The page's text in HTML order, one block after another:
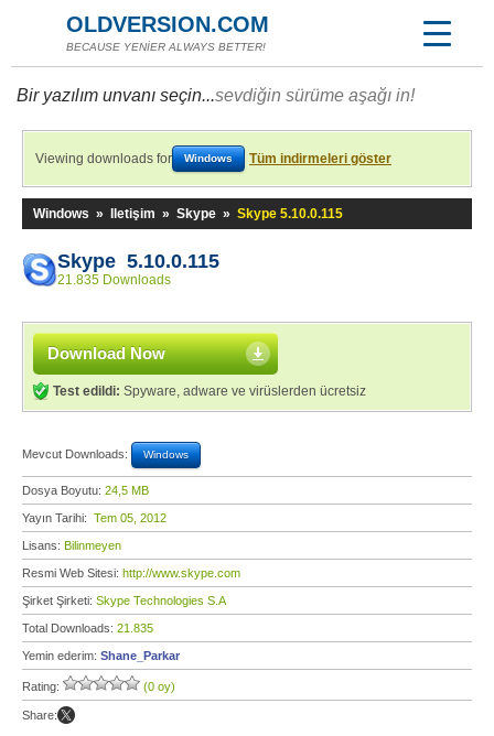
OLDVERSION.COM
BECAUSE YENİER ALWAYS BETTER!
Bir yazılım unvanı seçin...sevdiğin sürüme aşağı in!
Viewing downloads for Windows Tüm indirmeleri göster
Windows » Iletişim » Skype » Skype 5.10.0.115
Skype 5.10.0.115
21.835 Downloads
Download Now
Test edildi: Spyware, adware ve virüslerden ücretsiz
Mevcut Downloads: Windows
Dosya Boyutu: 24,5 MB
Yayın Tarihi: Tem 05, 2012
Lisans: Bilinmeyen
Resmi Web Sitesi: http://www.skype.com
Şirket Şirketi: Skype Technologies S.A
Total Downloads: 21.835
Yemin ederim: Shane_Parkar
Rating: (0 oy)
Share: